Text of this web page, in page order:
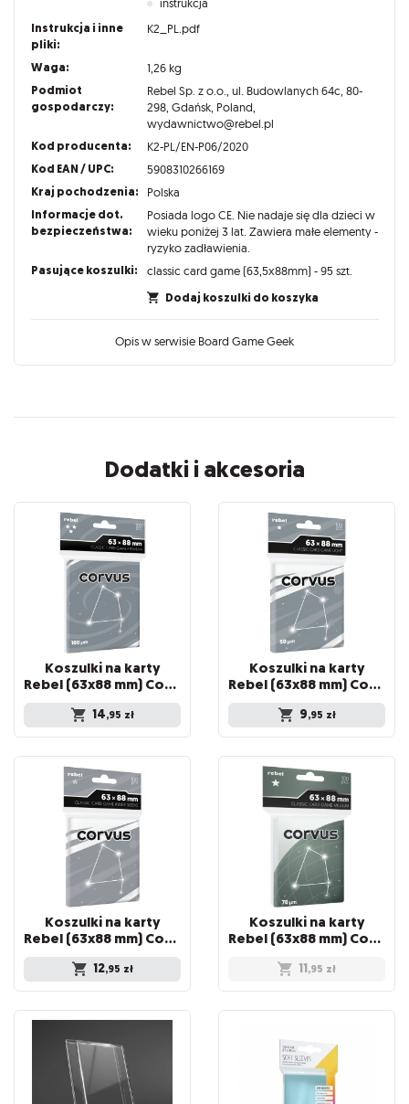
Instrukcja i inne
pliki:
K2_PL.pdf
Waga: 1,26 kg
Podmiot
gospodarczy:
Rebel Sp. z o.o., ul. Budowlanych 64c, 80-
298, Gdańsk, Poland,
wydawnictwo@rebel.pl
Kod producenta: K2-PL/EN-P06/2020
Kod EAN / UPC: 5908310266169
Kraj pochodzenia: Polska
Informacje dot.
bezpieczeństwa:
Posiada logo CE. Nie nadaje się dla dzieci w
wieku poniżej 3 lat. Zawiera małe elementy -
ryzyko zadławienia.
Pasujące koszulki: classic card game (63,5x88mm) - 95 szt.
Dodaj koszulki do koszyka
Opis w serwisie Board Game Geek
Dodatki i akcesoria
Koszulki na karty
Rebel (63x88 mm) Corvus Premium, 100 sztuk
14,95 zł
Koszulki na karty
Rebel (63x88 mm) Corvus Light, 100 sztuk
9,95 zł
Koszulki na karty
Rebel (63x88 mm) Corvus Inner Sleeve Light, 100 sztuk
12,95 zł
Koszulki na karty
Rebel (63x88 mm) Corvus Medium, 100 sztuk
11,95 zł